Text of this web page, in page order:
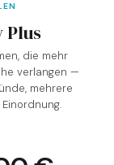
Plus
die mehr
verlangen —
mehrere